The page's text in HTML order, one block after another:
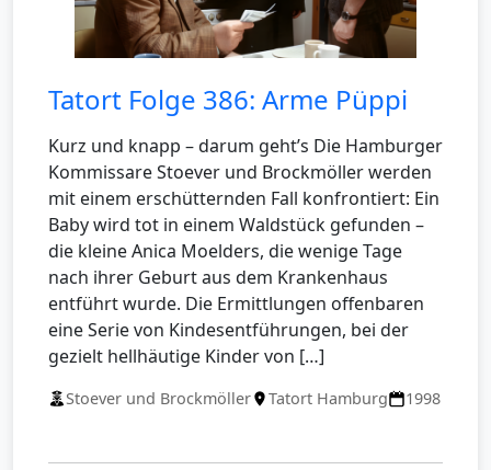
Tatort Folge 386: Arme Püppi
Kurz und knapp – darum geht’s Die Hamburger
Kommissare Stoever und Brockmöller werden
mit einem erschütternden Fall konfrontiert: Ein
Baby wird tot in einem Waldstück gefunden –
die kleine Anica Moelders, die wenige Tage
nach ihrer Geburt aus dem Krankenhaus
entführt wurde. Die Ermittlungen offenbaren
eine Serie von Kindesentführungen, bei der
gezielt hellhäutige Kinder von […]
Stoever und Brockmöller Tatort Hamburg 1998